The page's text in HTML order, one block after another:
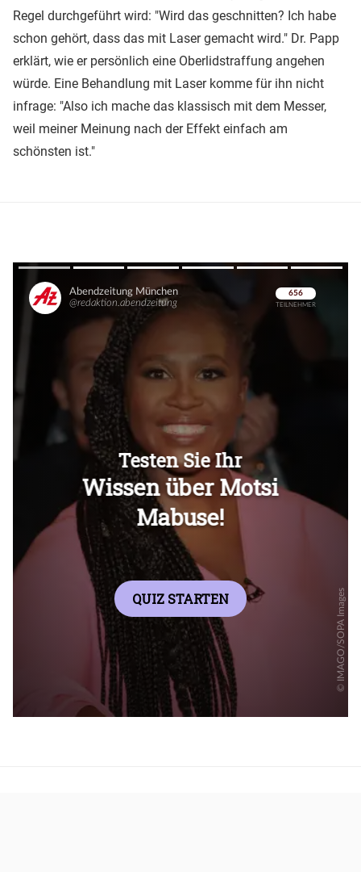
Regel durchgeführt wird: "Wird das geschnitten? Ich habe
schon gehört, dass das mit Laser gemacht wird." Dr. Papp
erklärt, wie er persönlich eine Oberlidstraffung angehen
würde. Eine Behandlung mit Laser komme für ihn nicht
infrage: "Also ich mache das klassisch mit dem Messer,
weil meiner Meinung nach der Effekt einfach am
schönsten ist."
Überspringen
Überspringen